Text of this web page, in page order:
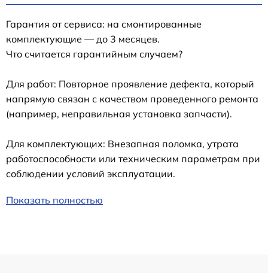
Гарантия от сервиса: на смонтированные
комплектующие — до 3 месяцев.
Что считается гарантийным случаем?
Для работ: Повторное проявление дефекта, который
напрямую связан с качеством проведенного ремонта
(например, неправильная установка запчасти).
Для комплектующих: Внезапная поломка, утрата
работоспособности или техническим параметрам при
соблюдении условий эксплуатации.
Показать полностью